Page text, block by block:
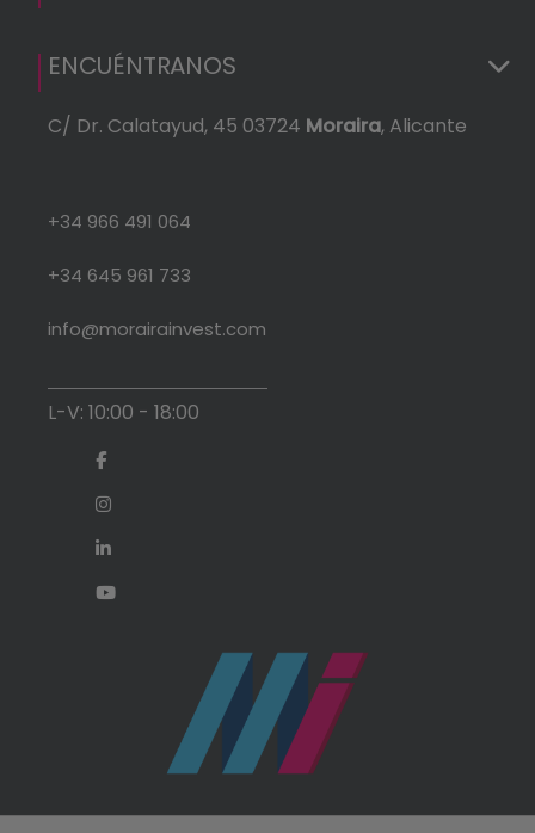
ENCUÉNTRANOS
C/ Dr. Calatayud, 45 03724 Moraira, Alicante
+34 966 491 064
+34 645 961 733
info@morairainvest.com
L-V: 10:00 - 18:00